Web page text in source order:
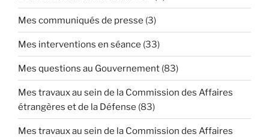
Mes communiqués de presse (3)
Mes interventions en séance (33)
Mes questions au Gouvernement (83)
Mes travaux au sein de la Commission des Affaires
étrangères et de la Défense (83)
Mes travaux au sein de la Commission des Affaires